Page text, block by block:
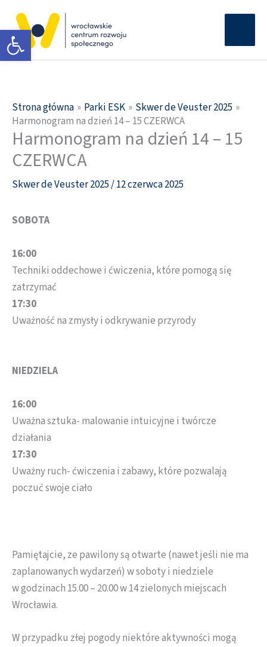
Otwórz pasek narzędzi
treści
Strona główna Parki ESK
Skwer de Veuster 2025
Harmonogram na dzień 14 – 15 CZERWCA
Harmonogram na dzień 14 – 15
CZERWCA
Skwer de Veuster 2025/12 czerwca 2025
SOBOTA
16:00
Techniki oddechowe i ćwiczenia, które pomogą się
zatrzymać
17:30
Uważność na zmysły i odkrywanie przyrody
NIEDZIELA
16:00
Uważna sztuka- malowanie intuicyjne i twórcze
działania
17:30
Uważny ruch- ćwiczenia i zabawy, które pozwalają
poczuć swoje ciało
Pamiętajcie, ze pawilony są otwarte (nawet jeśli nie ma
zaplanowanych wydarzeń) w soboty i niedziele
w godzinach 15.00 – 20.00 w 14 zielonych miejscach
Wrocławia.
W przypadku złej pogody niektóre aktywności mogą